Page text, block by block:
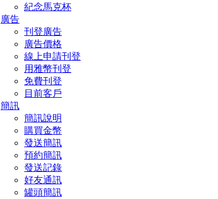
紀念馬克杯
廣告
刊登廣告
廣告價格
線上申請刊登
用雅幣刊登
免費刊登
目前客戶
簡訊
簡訊說明
購買金幣
發送簡訊
預約簡訊
發送記錄
好友通訊
罐頭簡訊